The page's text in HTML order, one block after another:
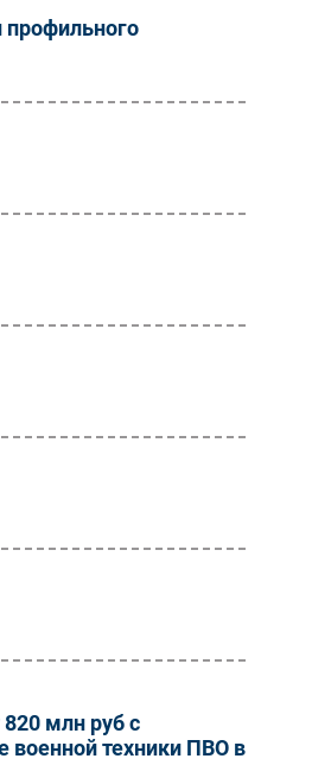
млн руб с
военной техники ПВО в